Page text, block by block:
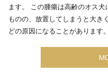
ます。 この腫瘍は高齢のオス
ものの、放置してしまうと大き
どの原因になることがあります